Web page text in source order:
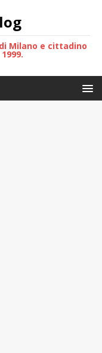
Milano e cittadino